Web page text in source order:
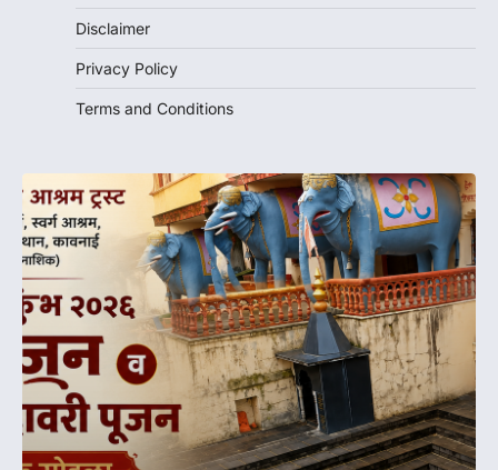
Disclaimer
Privacy Policy
Terms and Conditions